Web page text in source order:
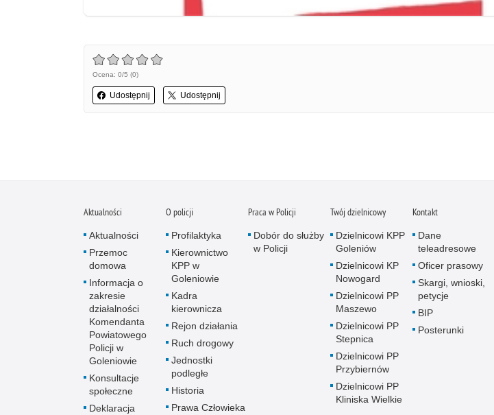
Ocena: 0/5 (0)
Udostępnij Udostępnij
Aktualności
Aktualności
Przemoc
domowa
Informacja o
zakresie
działalności
Komendanta
Powiatowego
Policji w
Goleniowie
Konsultacje
społeczne
Deklaracja
O policji
Profilaktyka
Kierownictwo
KPP w
Goleniowie
Kadra
kierownicza
Rejon działania
Ruch drogowy
Jednostki
podległe
Historia
Prawa Człowieka
Praca w Policji
Dobór do służby
w Policji
Twój dzielnicowy
Dzielnicowi KPP
Goleniów
Dzielnicowi KP
Nowogard
Dzielnicowi PP
Maszewo
Dzielnicowi PP
Stepnica
Dzielnicowi PP
Przybiernów
Dzielnicowi PP
Kliniska Wielkie
Kontakt
Dane
teleadresowe
Oficer prasowy
Skargi, wnioski,
petycje
BIP
Posterunki